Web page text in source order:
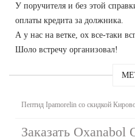
У поручителя и без этой
оплаты кредита за должника.
А у нас на ветке, ох все-таки
Шоло встречу организовал!
Пептид Ipamorelin со скидкой
Заказать Oxanabol